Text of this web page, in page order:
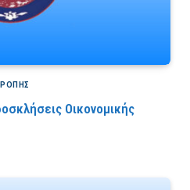
Οικονομικής